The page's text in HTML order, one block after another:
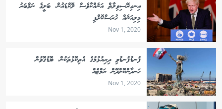
އިނގިރޭސިވިލާތް އަނެއްކާވެސް ލޮކްޑައުން، ބަލީގެ ނަމްބަރު
މިލިއަނެއް ހުރަސްކޮށްފި
Nov 1, 2020
ފުނޑުފުނޑުވި ދިރިއުޅުމުގެ އެތިކޮޅުތަކުން، ބޮޑުގޮވުން
ހަނދާންކޮށްދޭން ރަމްޒެއް
Nov 1, 2020